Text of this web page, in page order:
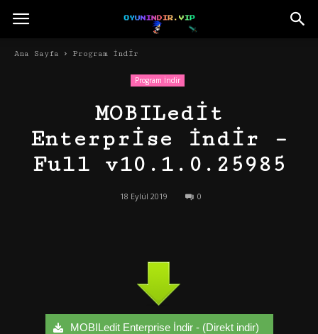
Ana Sayfa Program İndir
Program İndir
MOBILedit
Enterprise İndir –
Full v10.1.0.25985
18 Eylül 2019 0
MOBILedit Enterprise İndir - (Direkt indir)